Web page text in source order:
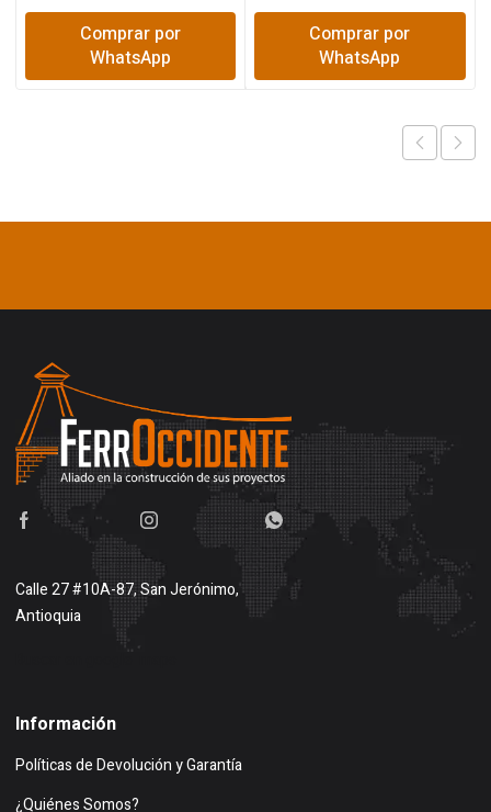
Comprar por
WhatsApp
Comprar por
WhatsApp
Calle 27 #10A-87, San Jerónimo,
Antioquia
Información
Políticas de Devolución y Garantía
¿Quiénes Somos?